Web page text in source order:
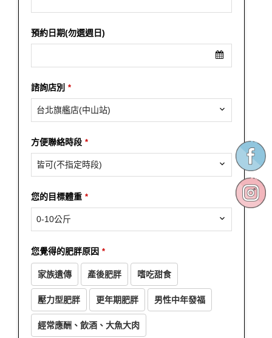
預約日期(勿選週日)
諮詢店別 *
台北旗艦店(中山站)
方便聯絡時段 *
皆可(不指定時段)
您的目標體重 *
0-10公斤
Phone
Number *
您覺得的肥胖原因 *
家族遺傳 產後肥胖 嗜吃甜食
壓力型肥胖 更年期肥胖 男性中年發福
經常應酬、飲酒、大魚大肉